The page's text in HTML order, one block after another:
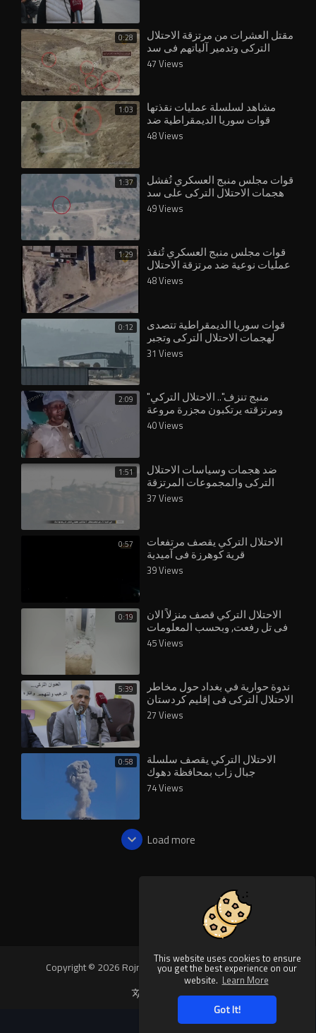
This website uses cookies to ensure
you get the best experience on our
website. Learn More
Got It!
0:28 مقتل العشرات من مرتزقة الاحتلال
التركي وتدمير آلياتهم في سد
تشرين
47 Views
1:03 ⁣مشاهد لسلسلة عمليات نقذتها
قوات سوريا الديمقراطية ضد
الاحتلال التركي
48 Views
1:37 قوات مجلس منبج العسكري تُفشل
هجمات الاحتلال التركي على سد
تشرين وجسر قرقوزاق
49 Views
1:29 قوات مجلس منبج العسكري تُنفذ
عمليات نوعية ضد مرتزقة الاحتلال
التركي وتُسجل ضربات موجعة
48 Views
0:12 قوات سوريا الديمقراطية تتصدى
لهجمات الاحتلال التركي وتجبر
المرتزقة على التراجع قرب جسر
قرقوزاق
31 Views
2:09 "منبج تنزف".. الاحتلال التركي
ومرتزقته يرتكبون مجزرة مروعة
داخل مستشفى
40 Views
1:51 ضد هجمات وسياسات الاحتلال
التركي والمجموعات المرتزقة
التابعة لها، تستمر عمليات الرد
لدينا.
37 Views
0:57 الاحتلال التركي يقصف مرتفعات
قرية كوهرزة في آميدية
39 Views
0:19 ⁣الاحتلال التركي قصف منزلاً الان
في تل رفعت, وبحسب المعلومات
الأولية هناك شهيد وجرحى. 45 Views
5:39 ندوة حوارية في بغداد حول مخاطر
الاحتلال التركي في إقليم كردستان
27 Views
0:58 الاحتلال التركي يقصف سلسلة
جبال زاب بمحافظة دهوك
74 Views
Load more
Copyright © 2026 Rojnews Video. All rights reserved.
Language